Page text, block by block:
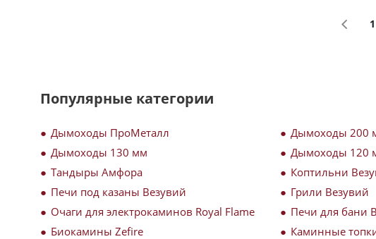
1
Популярные категории
Дымоходы ПроМеталл Дымоходы 200
Дымоходы 130 мм
Дымоходы 120
Тандыры Амфора
Коптильни
Печи под казаны Везувий
Грили Везувий
Очаги для электрокаминов Royal Flame
Печи для бани
Биокамины Zefire
Каминные